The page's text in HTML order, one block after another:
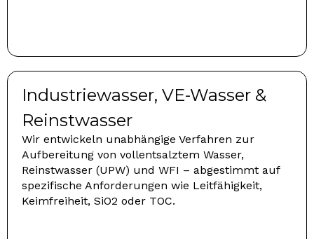
Industriewasser, VE-Wasser &
Reinstwasser
Wir entwickeln unabhängige Verfahren zur
Aufbereitung von vollentsalztem Wasser,
Reinstwasser (UPW) und WFI – abgestimmt auf
spezifische Anforderungen wie Leitfähigkeit,
Keimfreiheit, SiO2 oder TOC.